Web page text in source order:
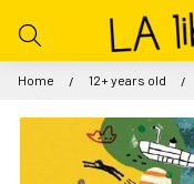
Home 12+ years old